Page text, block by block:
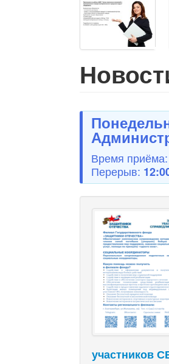
Время приёма:
Перерыв:
участников